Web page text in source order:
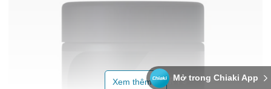
Mở trong Chiaki App
Xem thêm...